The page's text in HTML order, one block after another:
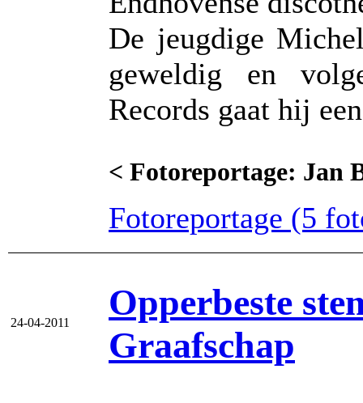
De jeugdige
geweldig en
Records gaat hij
< Fotoreportage: Jan
Fotoreportage (5
24-04-2011
Opperbeste
Graafschap